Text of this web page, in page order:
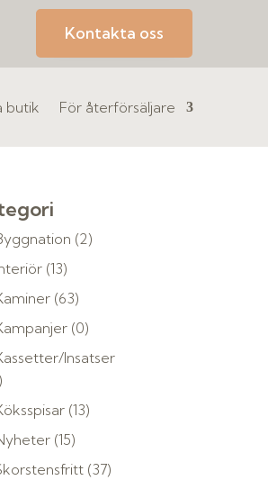
Kontakta oss
butik För återförsäljare
(2)
(13)
(63)
(0)
Insatser
(13)
(15)
(37)